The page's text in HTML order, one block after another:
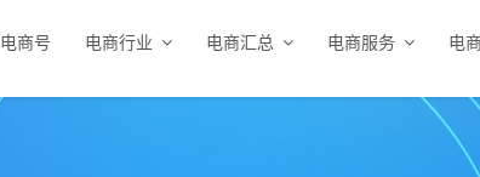
电商号 电商行业 电商汇总 电商服务 电